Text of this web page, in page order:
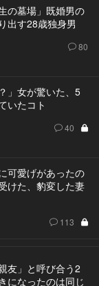
の墓場」既婚男の
出す28歳独身男
80
」女が驚いた、5
いたコト
40
可愛げがあったの
けた、豹変した妻
113
友」と呼び合う2
になったのは同じ